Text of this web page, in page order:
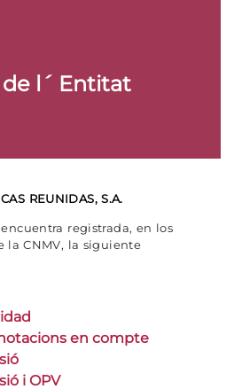
l´ Entitat
REUNIDAS, S.A.
registrada, en los
la CNMV, la siguiente
en compte
i OPV